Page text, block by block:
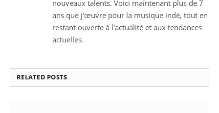
nouveaux talents. Voici maintenant plus de 7
ans que j'œuvre pour la musique indé, tout en
restant ouverte à l'actualité et aux tendances
actuelles.
RELATED POSTS